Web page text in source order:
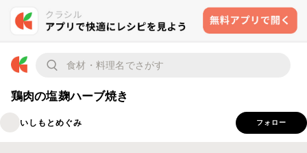
鶏肉の塩麹ハーブ焼き
いしもとめぐみ フォロー